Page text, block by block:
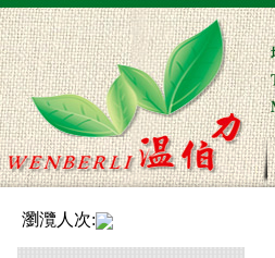
瀏灠人次: